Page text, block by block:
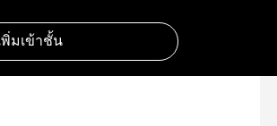
พิ่มเข้าชั้น